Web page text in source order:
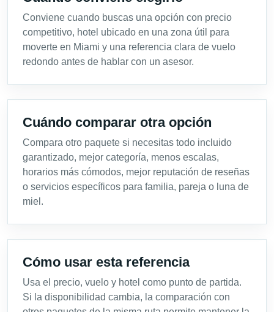
Conviene cuando buscas una opción con precio
competitivo, hotel ubicado en una zona útil para
moverte en Miami y una referencia clara de vuelo
redondo antes de hablar con un asesor.
Cuándo comparar otra opción
Compara otro paquete si necesitas todo incluido
garantizado, mejor categoría, menos escalas,
horarios más cómodos, mejor reputación de reseñas
o servicios específicos para familia, pareja o luna de
miel.
Cómo usar esta referencia
Usa el precio, vuelo y hotel como punto de partida.
Si la disponibilidad cambia, la comparación con